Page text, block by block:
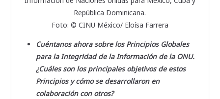
República Dominicana.
Foto: © CINU México/ Eloísa Farrera
Cuéntanos ahora sobre los Principios Globales
para la Integridad de la Información de la ONU.
¿Cuáles son los principales objetivos de estos
Principios y cómo se desarrollaron en
colaboración con otros?